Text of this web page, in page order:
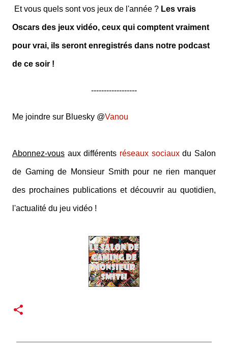
Et vous quels sont vos jeux de l'année ? Les vrais
Oscars des jeux vidéo, ceux qui comptent vraiment
pour vrai, ils seront enregistrés dans notre podcast
de ce soir !
------------------
Me joindre sur Bluesky @Vanou
Abonnez-vous aux différents réseaux sociauxdu Salon
de Gaming de Monsieur Smith pour ne rien manquer
des prochaines publications et découvrir au quotidien,
l'actualité du jeu vidéo !